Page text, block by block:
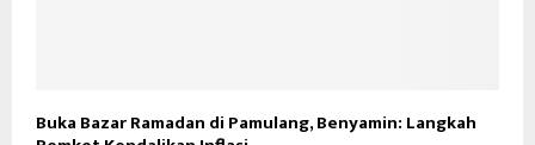
Buka Bazar Ramadan di Pamulang, Benyamin: Langkah